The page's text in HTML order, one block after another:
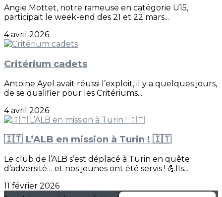
Angie Mottet, notre rameuse en catégorie U15,
participait le week-end des 21 et 22 mars...
4 avril 2026
Critérium cadets
Antoine Ayel avait réussi l’exploit, il y a quelques jours,
de se qualifier pour les Critériums...
4 avril 2026
🇮🇹 L’ALB en mission à Turin ! 🇮🇹
Le club de l’ALB s’est déplacé à Turin en quête
d’adversité… et nos jeunes ont été servis ! 💪Ils...
11 février 2026